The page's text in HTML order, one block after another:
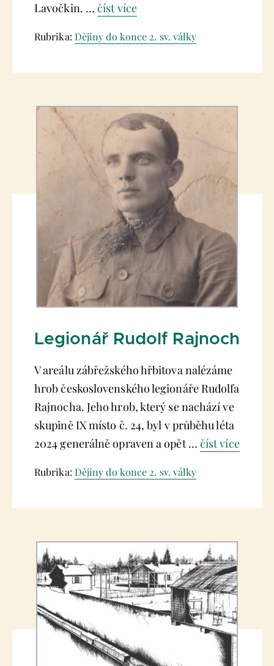
Lavočkin. …číst více
Rubrika: Dějiny do konce 2. sv. války
Legionář Rudolf Rajnoch
V areálu zábřežského hřbitova nalézáme
hrob československého legionáře Rudolfa
Rajnocha. Jeho hrob, který se nachází ve
skupině IX místo č. 24, byl v průběhu léta
2024 generálně opraven a opět … číst více
Rubrika: Dějiny do konce 2. sv. války